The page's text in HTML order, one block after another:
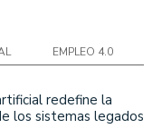
EMPLEO 4.0
redefine la
los sistemas legados